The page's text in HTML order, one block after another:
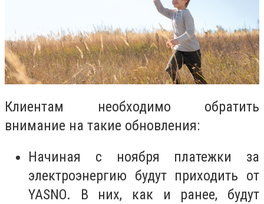
Клиентам необходимо обратить
внимание на такие обновления:
Начиная с ноября платежки за
электроэнергию будут приходить от
YASNO. В них, как и ранее, будут